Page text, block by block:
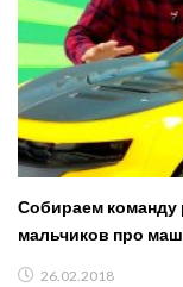
Собираем
мальчиков про
26.02.2018